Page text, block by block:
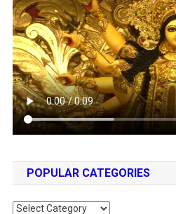
POPULAR CATEGORIES
Popular